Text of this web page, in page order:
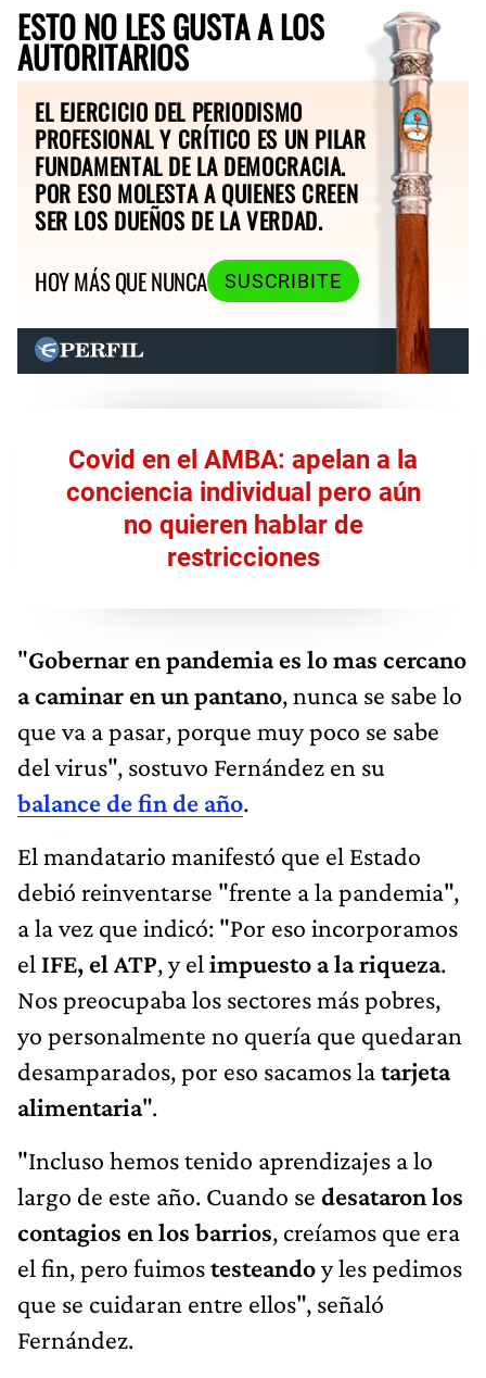
ESTO NO LES GUSTA A LOS
AUTORITARIOS
EL EJERCICIO DEL PERIODISMO
PROFESIONAL Y CRÍTICO ES UN PILAR
FUNDAMENTAL DE LA DEMOCRACIA.
POR ESO MOLESTA A QUIENES CREEN
SER LOS DUEÑOS DE LA VERDAD.
HOY MÁS QUE NUNCA
SUSCRIBITE
Covid en el AMBA: apelan a la
conciencia individual pero aún
no quieren hablar de
restricciones
"Gobernar en pandemia es lo mas cercano
a caminar en un pantano, nunca se sabe lo
que va a pasar, porque muy poco se sabe
del virus", sostuvo Fernández en su
balance de fin de año.
El mandatario manifestó que el Estado
debió reinventarse "frente a la pandemia",
a la vez que indicó: "Por eso incorporamos
el IFE, el ATP, y el impuesto a la riqueza.
Nos preocupaba los sectores más pobres,
yo personalmente no quería que quedaran
desamparados, por eso sacamos latarjeta
alimentaria".
"Incluso hemos tenido aprendizajes a lo
largo de este año. Cuando se desataron los
contagios en los barrios, creíamos que era
el fin, pero fuimostesteandoy les pedimos
que se cuidaran entre ellos", señaló
Fernández.